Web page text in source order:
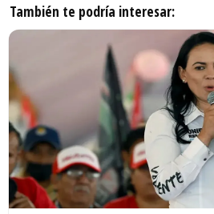
También te podría interesar: